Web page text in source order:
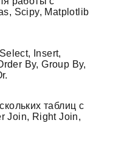
Scipy, Matplotlib
Insert,
By, Group By,
таблиц с
Join, Right Join,